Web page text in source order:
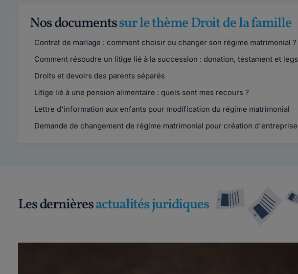
Nos documentssur le thème Droit de la famille
Contrat de mariage : comment choisir ou changer son régime matrimonial ?
Comment résoudre un litige lié à la succession : donation, testament et legs
Droits et devoirs des parents séparés
Litige lié à une pension alimentaire : quels sont mes recours ?
Lettre d'information aux enfants pour modification du régime matrimonial
Demande de changement de régime matrimonial pour création d'entreprise
Les dernièresactualités juridiques